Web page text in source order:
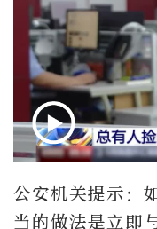
公安机关提示：
当的做法是立即